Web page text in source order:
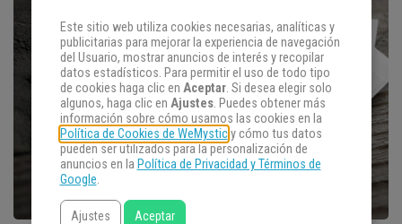
Este sitio web utiliza cookies necesarias, analíticas y
publicitarias para mejorar la experiencia de navegación
del Usuario, mostrar anuncios de interés y recopilar
datos estadísticos. Para permitir el uso de todo tipo
de cookies haga clic en Aceptar. Si desea elegir solo
algunos, haga clic en Ajustes. Puedes obtener más
información sobre cómo usamos las cookies en la
Política de Cookies de WeMysticy cómo tus datos
pueden ser utilizados para la personalización de
anuncios en la Política de Privacidad y Términos de
Google.
Ajustes Aceptar